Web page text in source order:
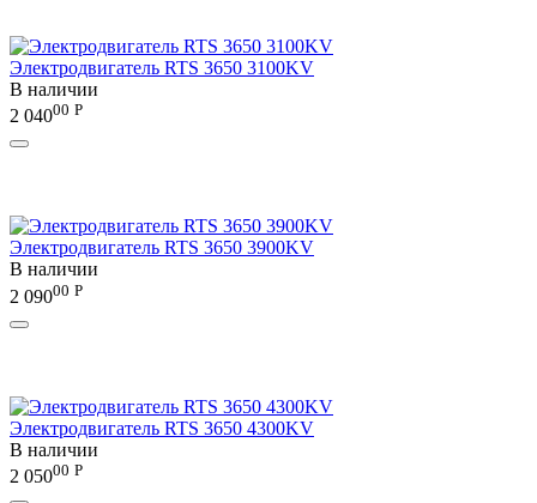
Электродвигатель RTS 3650 3100KV
В наличии
2 04000 Р
Электродвигатель RTS 3650 3900KV
В наличии
2 09000 Р
Электродвигатель RTS 3650 4300KV
В наличии
2 05000 Р